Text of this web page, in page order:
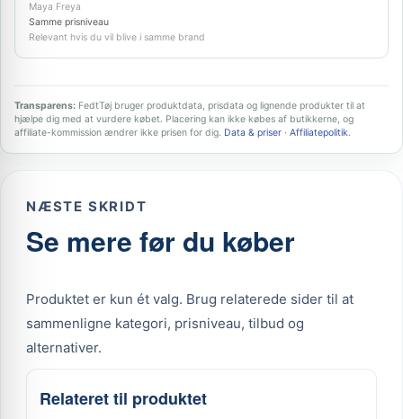
Maya Freya
Samme prisniveau
Relevant hvis du vil blive i samme brand
Transparens: FedtTøj bruger produktdata, prisdata og lignende produkter til at
hjælpe dig med at vurdere købet. Placering kan ikke købes af butikkerne, og
affiliate-kommission ændrer ikke prisen for dig. Data & priser · Affiliatepolitik.
NÆSTE SKRIDT
Se mere før du køber
Produktet er kun ét valg. Brug relaterede sider til at
sammenligne kategori, prisniveau, tilbud og
alternativer.
Relateret til produktet